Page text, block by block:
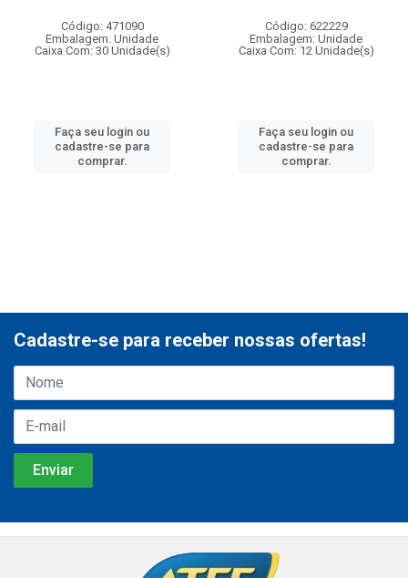
Código: 471090
Embalagem: Unidade
Caixa Com: 30 Unidade(s)
Faça seu login ou
cadastre-se para
comprar.
Código: 622229
Embalagem: Unidade
Caixa Com: 12 Unidade(s)
Faça seu login ou
cadastre-se para
comprar.
Cadastre-se para receber nossas ofertas!